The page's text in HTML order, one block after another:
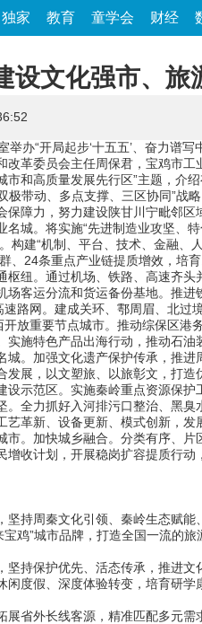
独家 教育 童学会 财经
设文化强市、旅
“开局起步‘十五五’、奋力谱写
革委员会主任周保君，宝鸡市
和高质量发展先行区”主题，介绍
带动、多点支撑、三区协同”战
障力，努力建设陕甘川宁毗邻区
。将实施“先进制造业攻坚、特
构建“机制、平台、技术、金融
、24条重点产业链提质增效，培
。通过机场、铁路、高速齐头
场客运分流和货运备份基地。推
路网。建成关环、鄠周眉、北过
重要节点城市。推动综保区港
施特色产品出海行动，推动石
加强文化遗产保护传承，推进
展，以文塑旅、以旅彰文，打造
范区。实施秦岭重点资源保护
全力抓好入河排污口整治、黑
革新、设备更新、模式创新，发
加快城乡融合。分类有序、片
收计划，开展稳岗扩容提质行动
周秦文化引领、秦岭生态赋能
鸡”城市品牌，打造全国一流的旅
保护优先、活态传承，推进文
假、深度体验转变，培育研学
外长线客源，精准匹配多元需